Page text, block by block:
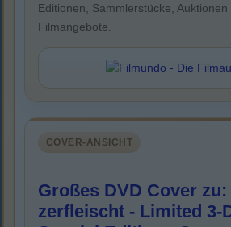
Editionen, Sammlerstücke,
Filmangebote.
COVER-ANSICHT
Großes DVD Cover zu:
zerfleischt - Limited 3-